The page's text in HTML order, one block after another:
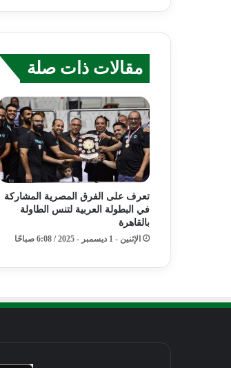
مقالات ذات صلة
تعرف على الفرق المصرية المشاركة
في البطولة العربية لتنس الطاولة
بالقاهرة
الإثنين - 1 ديسمبر - 2025 / 6:08 صباحًا